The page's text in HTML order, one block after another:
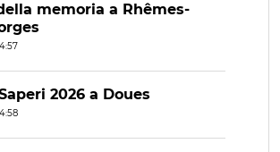
memoria a Rhêmes-
2026 a Doues